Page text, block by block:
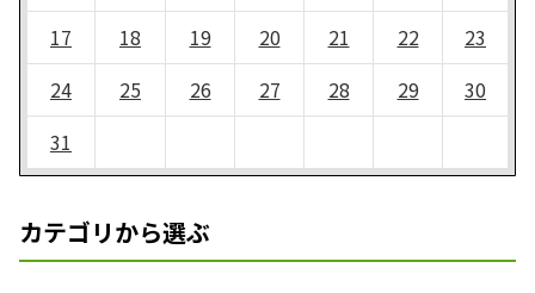
17
18 19 20 21 22
23
24
25 26 27 28 29
30
31
カテゴリから選ぶ